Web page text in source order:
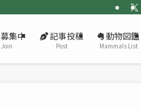
募集中
Join
記事投稿
Post
動物図鑑
Mammals List